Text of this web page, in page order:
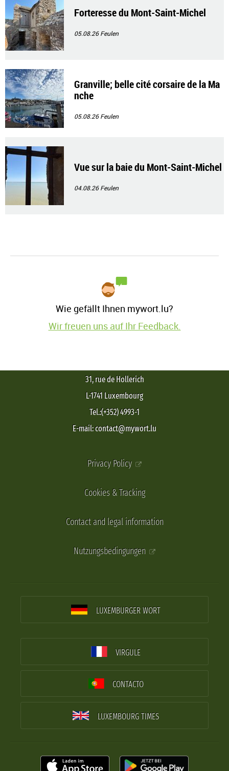
Forteresse du Mont-Saint-Michel
05.08.26Feulen
Granville; belle cité corsaire de la Ma
nche
05.08.26Feulen
Vue sur la baie du Mont-Saint-Michel
04.08.26Feulen
Wie gefällt Ihnen mywort.lu?
Wir freuen uns auf Ihr Feedback.
31, rue de Hollerich
L-1741 Luxembourg
Tel.:(+352) 4993-1
E-mail: contact@mywort.lu
Privacy Policy
Cookies & Tracking
Contact and legal information
Nutzungsbedingungen
LUXEMBURGER WORT
VIRGULE
CONTACTO
LUXEMBOURG TIMES